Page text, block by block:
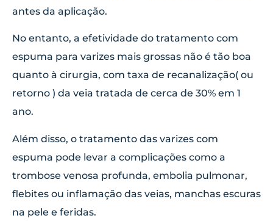
antes da aplicação.
No entanto, a efetividade do tratamento com
espuma para varizes mais grossas não é tão boa
quanto à cirurgia, com taxa de recanalização( ou
retorno ) da veia tratada de cerca de 30% em 1
ano.
Além disso, o tratamento das varizes com
espuma pode levar a complicações como a
trombose venosa profunda, embolia pulmonar,
flebites ou inflamação das veias, manchas escuras
na pele e feridas.